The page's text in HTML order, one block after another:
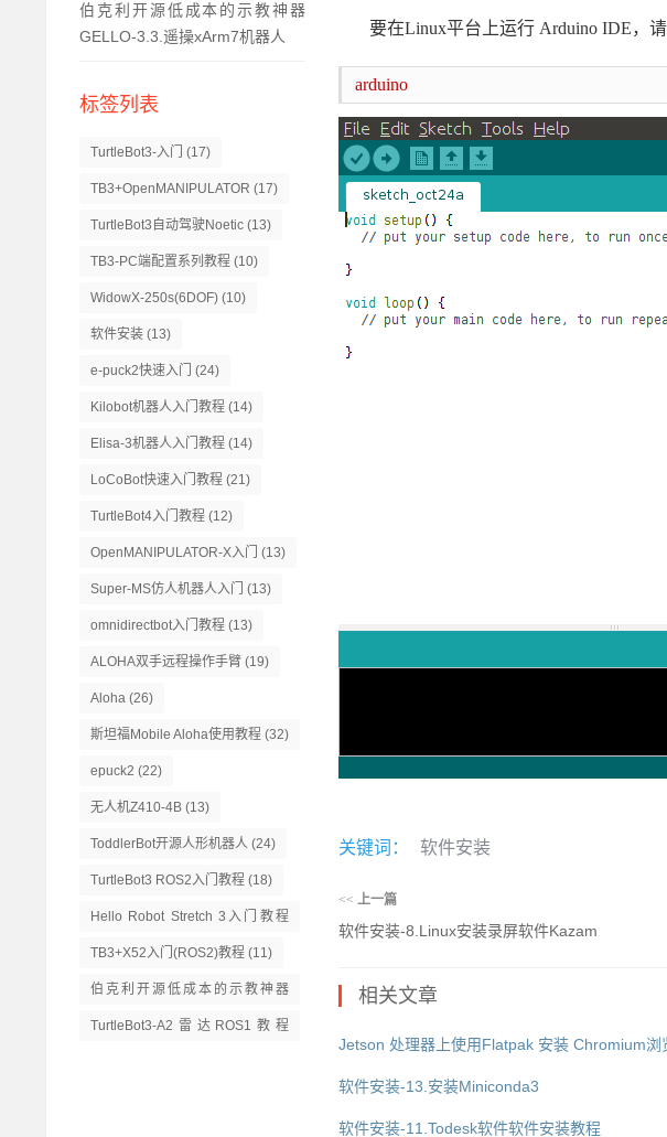
伯克利开源低成本的示教神器
GELLO-3.3.遥操xArm7机器人
标签列表
TurtleBot3-入门 (17)
TB3+OpenMANIPULATOR (17)
TurtleBot3自动驾驶Noetic (13)
TB3-PC端配置系列教程 (10)
WidowX-250s(6DOF) (10)
软件安装 (13)
e-puck2快速入门 (24)
Kilobot机器人入门教程 (14)
Elisa-3机器人入门教程 (14)
LoCoBot快速入门教程 (21)
TurtleBot4入门教程 (12)
OpenMANIPULATOR-X入门 (13)
Super-MS仿人机器人入门 (13)
omnidirectbot入门教程 (13)
ALOHA双手远程操作手臂 (19)
Aloha (26)
斯坦福Mobile Aloha使用教程 (32)
epuck2 (22)
无人机Z410-4B (13)
ToddlerBot开源人形机器人 (24)
TurtleBot3 ROS2入门教程 (18)
Hello Robot Stretch 3入门教程
(14)
TB3+X52入门(ROS2)教程 (11)
伯克利开源低成本的示教神器
GELLO(13)
TurtleBot3-A2雷达ROS1教程
要在Linux平台上运行 Arduino IDE，
arduino
关键词： 软件安装
<< 上一篇
软件安装-8.Linux安装录屏软件Kazam
相关文章
Jetson 处理器上使用Flatpak 安装 Chromium浏
软件安装-13.安装Miniconda3
软件安装-11.Todesk软件软件安装教程